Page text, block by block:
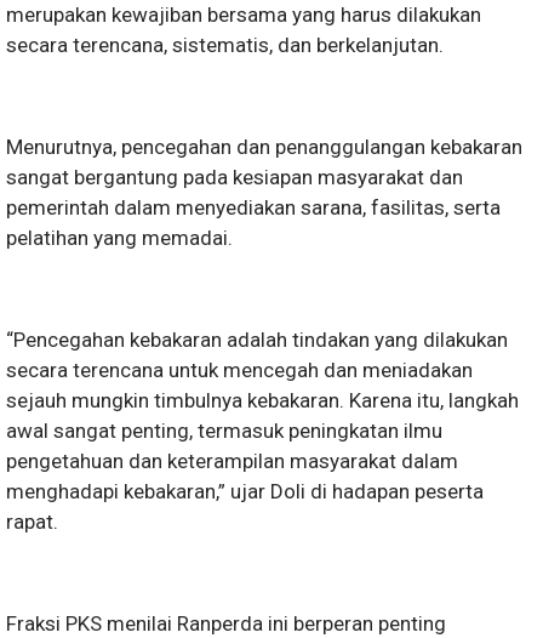
merupakan kewajiban bersama yang harus dilakukan
secara terencana, sistematis, dan berkelanjutan.
Menurutnya, pencegahan dan penanggulangan kebakaran
sangat bergantung pada kesiapan masyarakat dan
pemerintah dalam menyediakan sarana, fasilitas, serta
pelatihan yang memadai.
“Pencegahan kebakaran adalah tindakan yang dilakukan
secara terencana untuk mencegah dan meniadakan
sejauh mungkin timbulnya kebakaran. Karena itu, langkah
awal sangat penting, termasuk peningkatan ilmu
pengetahuan dan keterampilan masyarakat dalam
menghadapi kebakaran,” ujar Doli di hadapan peserta
rapat.
Fraksi PKS menilai Ranperda ini berperan penting